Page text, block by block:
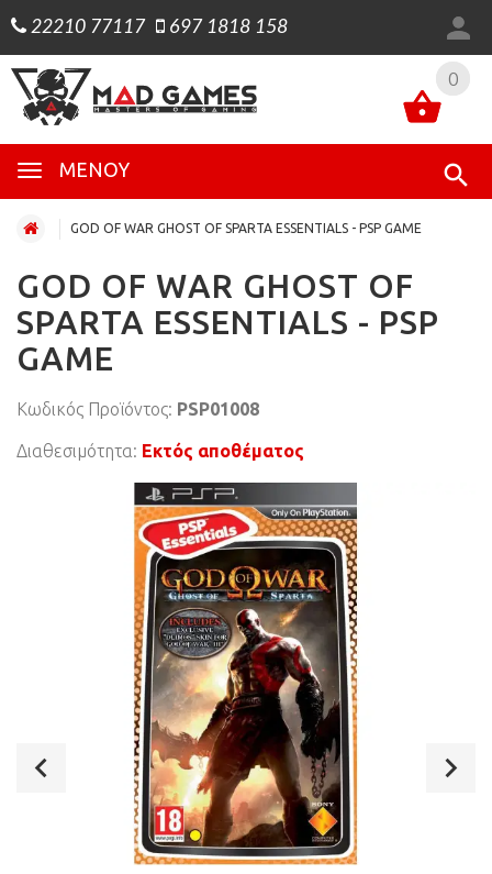
22210 77117 697 1818 158
0
ΜΕΝΟΎ
0
GOD OF WAR GHOST OF SPARTA ESSENTIALS - PSP GAME
GOD OF WAR GHOST OF
SPARTA ESSENTIALS - PSP
GAME
Κωδικός Προϊόντος: PSP01008
Διαθεσιμότητα: Εκτός αποθέματος